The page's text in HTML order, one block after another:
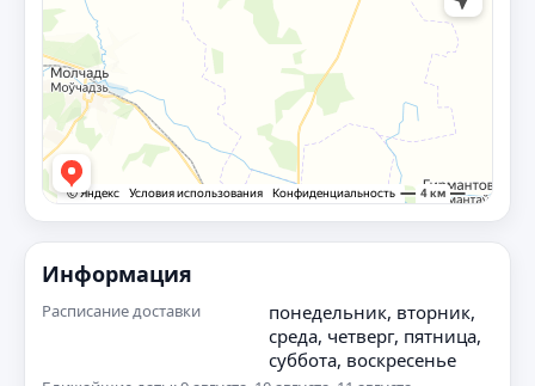
Информация
Расписание доставки
понедельник, вторник,
среда, четверг, пятница,
суббота, воскресенье